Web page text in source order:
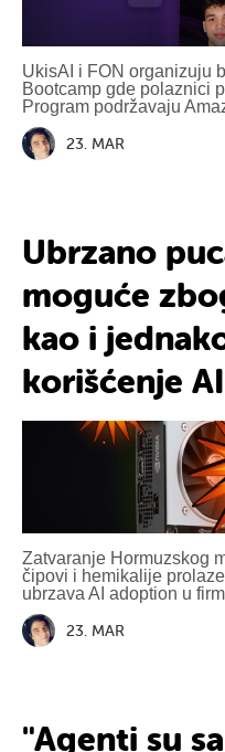
UkisAI i FON organizuju
Bootcamp gde polaznici
Program podržavaju
23. MAR
Ubrzano
moguće
kao i
korišćenje AI
Zatvaranje Hormuzskog
čipovi i hemikalije
ubrzava AI adoption u
23. MAR
"Agenti su